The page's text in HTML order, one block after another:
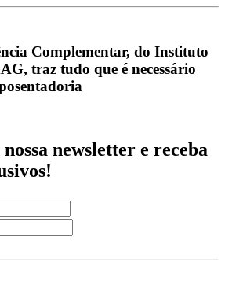
Complementar, do Instituto
traz tudo que é necessário
newsletter e receba